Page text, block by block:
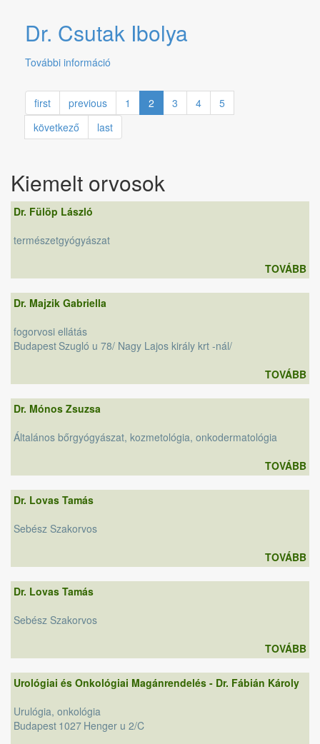
tartalommal
kapcsolatosan
Dr. Csutak Ibolya
További információ
Ibolya
tartalommal
kapcsolatosan
first previous 1 2 3 4
5
következő
last
Kiemelt orvosok
Dr. Fülöp László
természetgyógyászat
TOVÁBB
Dr. Majzik Gabriella
fogorvosi ellátás
Budapest Szugló u 78/ Nagy Lajos király krt -nál/
TOVÁBB
Dr. Mónos Zsuzsa
Általános bőrgyógyászat, kozmetológia, onkodermatológia
TOVÁBB
Dr. Lovas Tamás
Sebész Szakorvos
TOVÁBB
Dr. Lovas Tamás
Sebész Szakorvos
TOVÁBB
Urológiai és Onkológiai Magánrendelés - Dr. Fábián Károly
Urulógia, onkológia
Budapest 1027 Henger u 2/C